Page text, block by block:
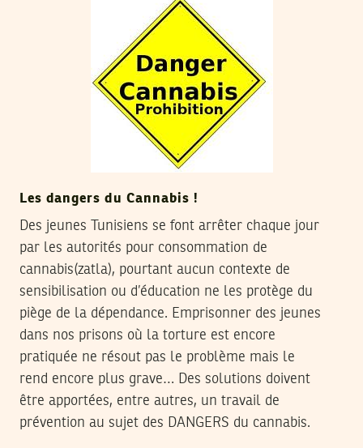
Les dangers du Cannabis !
Des jeunes Tunisiens se font arrêter chaque jour
par les autorités pour consommation de
cannabis(zatla), pourtant aucun contexte de
sensibilisation ou d’éducation ne les protège du
piège de la dépendance. Emprisonner des jeunes
dans nos prisons où la torture est encore
pratiquée ne résout pas le problème mais le
rend encore plus grave… Des solutions doivent
être apportées, entre autres, un travail de
prévention au sujet des DANGERS du cannabis.